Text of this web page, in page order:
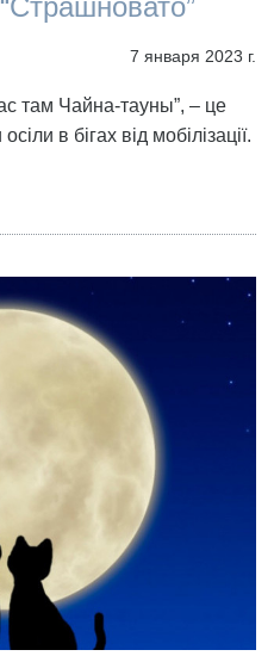
7 января 2023 г.
там Чайна-тауны”, – це
в бігах від мобілізації.